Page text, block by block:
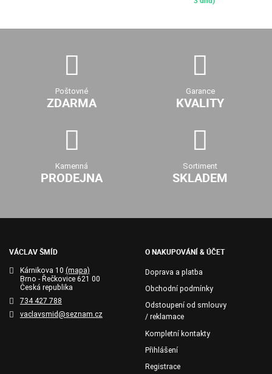
Poštovné
ZDARMA
Garance
KVALITY
Kamenná
PRODEJNA
Sortiment
SKLADEM
VÁCLAV ŠMÍD
Kárnikova 10 (mapa)
Brno - Řečkovice 621 00
Česká republika
734 427 788
vaclavsmid@seznam.cz
O NAKUPOVÁNÍ & ÚČET
Doprava a platba
Obchodní podmínky
Odstoupení od smlouvy
/ reklamace
Kompletní kontakty
Přihlášení
Registrace